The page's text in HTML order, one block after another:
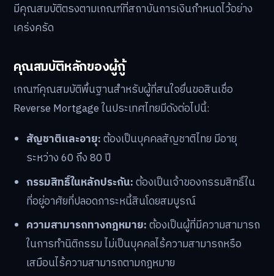
มีคุณสมบัติตรงตามเกณฑ์ที่สถาบันการเงินกำหนดไว้อย่าง
เคร่งครัด
คุณสมบัติหลักของผู้กู้
เกณฑ์คุณสมบัติพื้นฐานสำหรับผู้ที่สนใจยื่นขอสินเชื่อ
Reverse Mortgage ในประเทศไทยมีดังต่อไปนี้:
สัญชาติและอายุ:ต้องเป็นบุคคลสัญชาติไทย มีอายุ
ระหว่าง 60 ถึง 80 ปี
กรรมสิทธิ์ในหลักประกัน:ต้องเป็นเจ้าของกรรมสิทธิ์ใน
ที่อยู่อาศัยที่ปลอดภาระหนี้สินโดยสมบูรณ์
ความสามารถทางกฎหมาย:ต้องเป็นผู้ที่มีความสามารถ
ในการทำนิติกรรม ไม่เป็นบุคคลไร้ความสามารถหรือ
เสมือนไร้ความสามารถตามกฎหมาย